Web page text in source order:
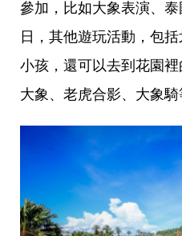
參加，比如大象表演、
日，其他遊玩活動，包
小孩，還可以去到花園
大象、老虎合影、大象騎